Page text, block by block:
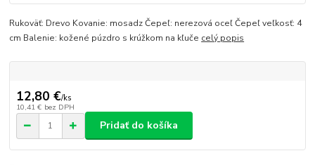
Rukoväť: Drevo Kovanie: mosadz Čepeľ: nerezová oceľ Čepeľ veľkosť: 4
cm Balenie: kožené púzdro s krúžkom na kľuče celý popis
12,80 €/ks
10,41 € bez DPH
Pridať do košíka